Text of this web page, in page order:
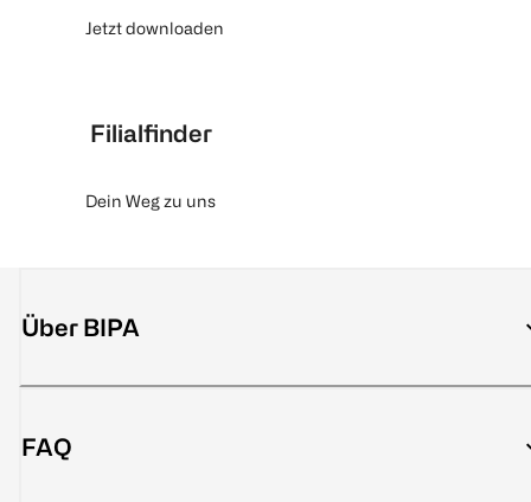
Jetzt downloaden
Filialfinder
Dein Weg zu uns
Über BIPA
FAQ